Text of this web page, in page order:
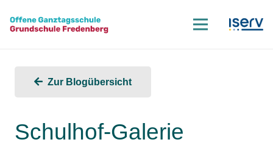
Zur Blogübersicht
Schulhof-Galerie